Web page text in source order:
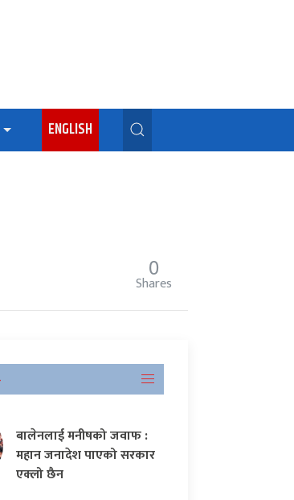
ENGLISH
0
Shares
बालेनलाई मनीषको जवाफ :
महान जनादेश पाएको सरकार
एक्लो छैन